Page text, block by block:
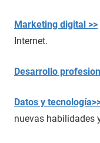
Marketing digital >>
Internet.
Desarrollo
Datos y
nuevas habilidades